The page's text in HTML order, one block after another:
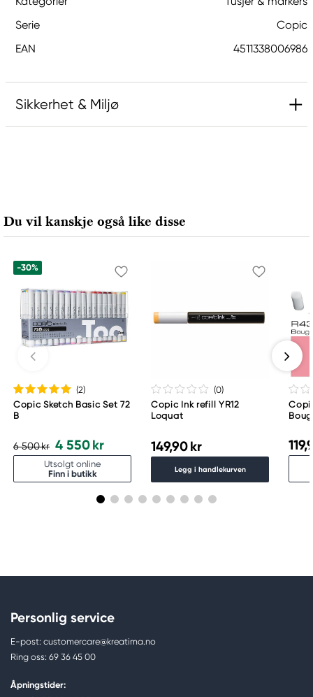
Serie
Copic
EAN
4511338006986
Sikkerhet & Miljø
65205 Wiesbaden, Germany
export@holtz-gmbh.de
Copic
Too Marker Products Inc.
Meguro Higashiyama Bldg., 1-4-4 Higashiyama,
Meguro-ku
www.toomarker.co.jp
Du vil kanskje også like disse
-30%
(2)
Copic Sketch Basic Set 72
B
6 500 kr 4 550 kr
Utsolgt online
Finn i butikk
(0)
Copic Ink refill YR12
Loquat
149,90 kr
Legg i handlekurven
Personlig service
E-post: customercare@kreatima.no
Ring oss: 69 36 45 00
Åpningstider: